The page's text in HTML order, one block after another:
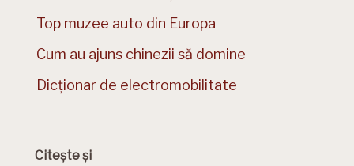
Top muzee auto din Europa
Cum au ajuns chinezii să domine
Dicționar de electromobilitate
Citește și